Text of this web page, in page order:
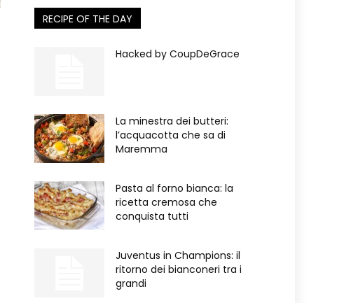
RECIPE OF THE DAY
Hacked by CoupDeGrace
La minestra dei butteri:
l’acquacotta che sa di
Maremma
Pasta al forno bianca: la
ricetta cremosa che
conquista tutti
Juventus in Champions: il
ritorno dei bianconeri tra i
grandi